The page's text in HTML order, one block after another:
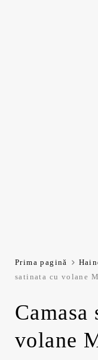
Prima pagină
satinata cu volane
Camasa
volane